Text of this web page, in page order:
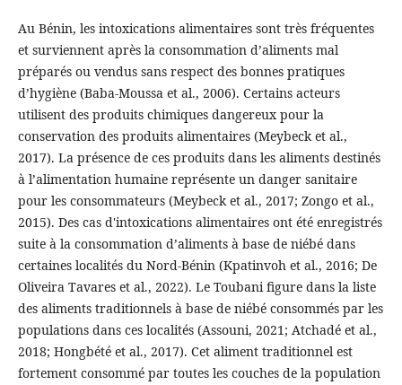
Au Bénin, les intoxications alimentaires sont très fréquentes
et surviennent après la consommation d’aliments mal
préparés ou vendus sans respect des bonnes pratiques
d’hygiène (Baba-Moussa et al., 2006). Certains acteurs
utilisent des produits chimiques dangereux pour la
conservation des produits alimentaires (Meybeck et al.,
2017). La présence de ces produits dans les aliments destinés
à l’alimentation humaine représente un danger sanitaire
pour les consommateurs (Meybeck et al., 2017; Zongo et al.,
2015). Des cas d'intoxications alimentaires ont été enregistrés
suite à la consommation d’aliments à base de niébé dans
certaines localités du Nord-Bénin (Kpatinvoh et al., 2016; De
Oliveira Tavares et al., 2022). Le Toubani figure dans la liste
des aliments traditionnels à base de niébé consommés par les
populations dans ces localités (Assouni, 2021; Atchadé et al.,
2018; Hongbété et al., 2017). Cet aliment traditionnel est
fortement consommé par toutes les couches de la population